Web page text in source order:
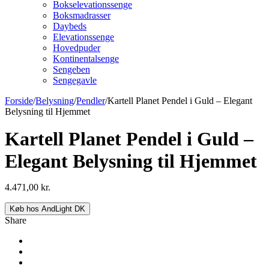
Bokselevationssenge
Boksmadrasser
Daybeds
Elevationssenge
Hovedpuder
Kontinentalsenge
Sengeben
Sengegavle
Forside/Belysning/Pendler/Kartell Planet Pendel i Guld – Elegant
Belysning til Hjemmet
Kartell Planet Pendel i Guld –
Elegant Belysning til Hjemmet
4.471,00 kr.
Køb hos AndLight DK
Share